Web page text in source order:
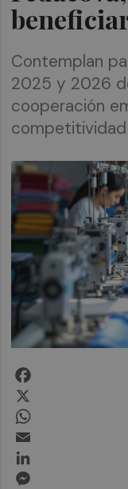
Contemplan
2025 y 2026
cooperación